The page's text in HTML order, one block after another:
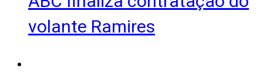
volante Ramires